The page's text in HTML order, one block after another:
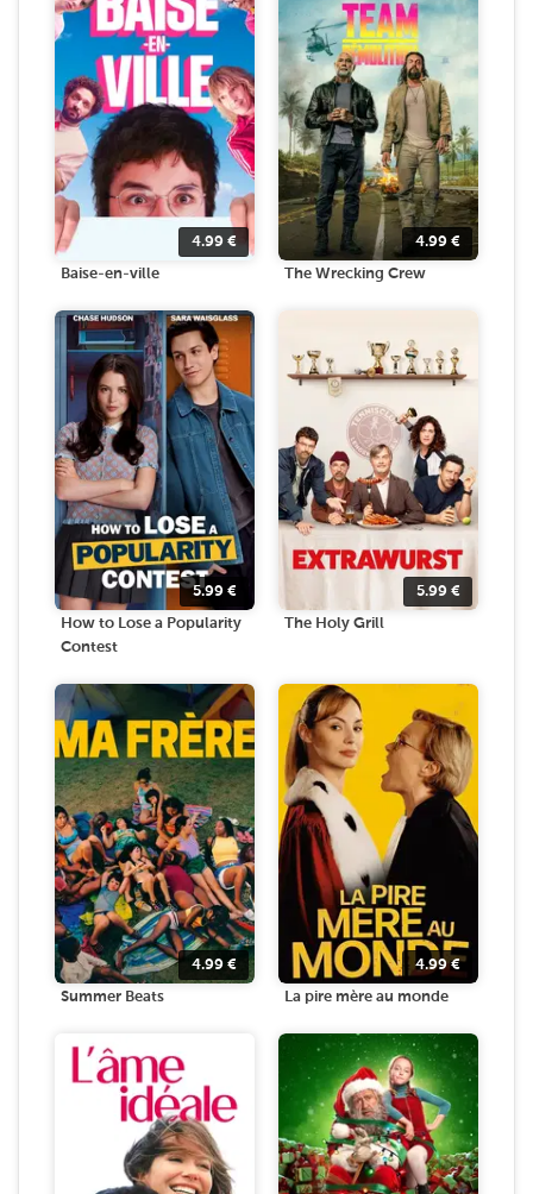
4.99 €
Baise-en-ville
4.99 €
The Wrecking Crew
5.99 €
How to Lose a Popularity
Contest
5.99 €
The Holy Grill
4.99 €
Summer Beats
4.99€
La pire mère au monde